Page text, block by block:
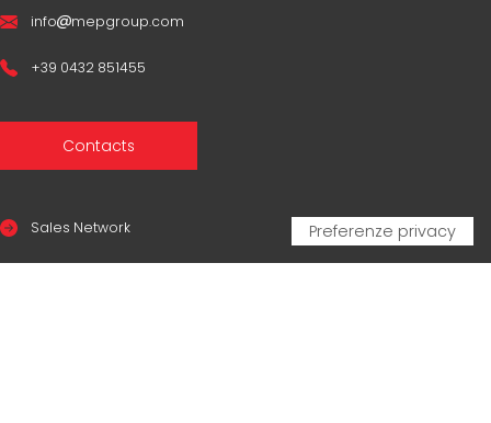
info mepgroup.com
+39 0432 851455
Contacts
Sales Network